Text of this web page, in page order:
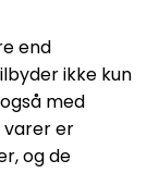
end
ikke kun
med
varer er
og de